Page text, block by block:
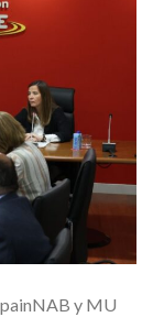
y MU